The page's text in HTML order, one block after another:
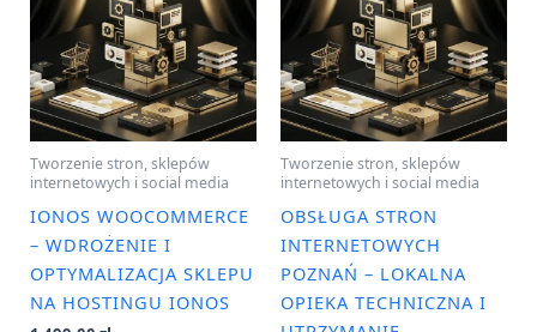
Tworzenie stron, sklepów
internetowych i social media
IONOS WOOCOMMERCE
– WDROŻENIE I
OPTYMALIZACJA SKLEPU
NA HOSTINGU IONOS
Tworzenie stron, sklepów
internetowych i social media
OBSŁUGA STRON
INTERNETOWYCH
POZNAŃ – LOKALNA
OPIEKA TECHNICZNA I